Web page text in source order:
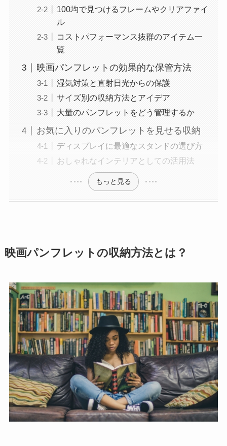
100均で見つけるフレームやクリアファイ
ル
コストパフォーマンス抜群のアイテム一
覧
映画パンフレットの効果的な保管方法
湿気対策と直射日光からの保護
サイズ別の収納方法とアイデア
大量のパンフレットをどう管理するか
お気に入りのパンフレットを見せる収納
ディスプレイに最適なスタンドの選び方
おしゃれなインテリアとしての活用法
もっと見る
映画パンフレットの収納方法とは？